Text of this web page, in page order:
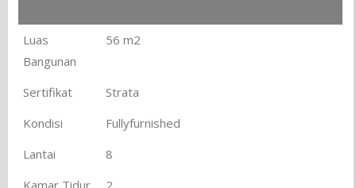
Luas
Bangunan
56 m2
Sertifikat
Strata
Kondisi
Fullyfurnished
Lantai
8
Kamar Tidur
2